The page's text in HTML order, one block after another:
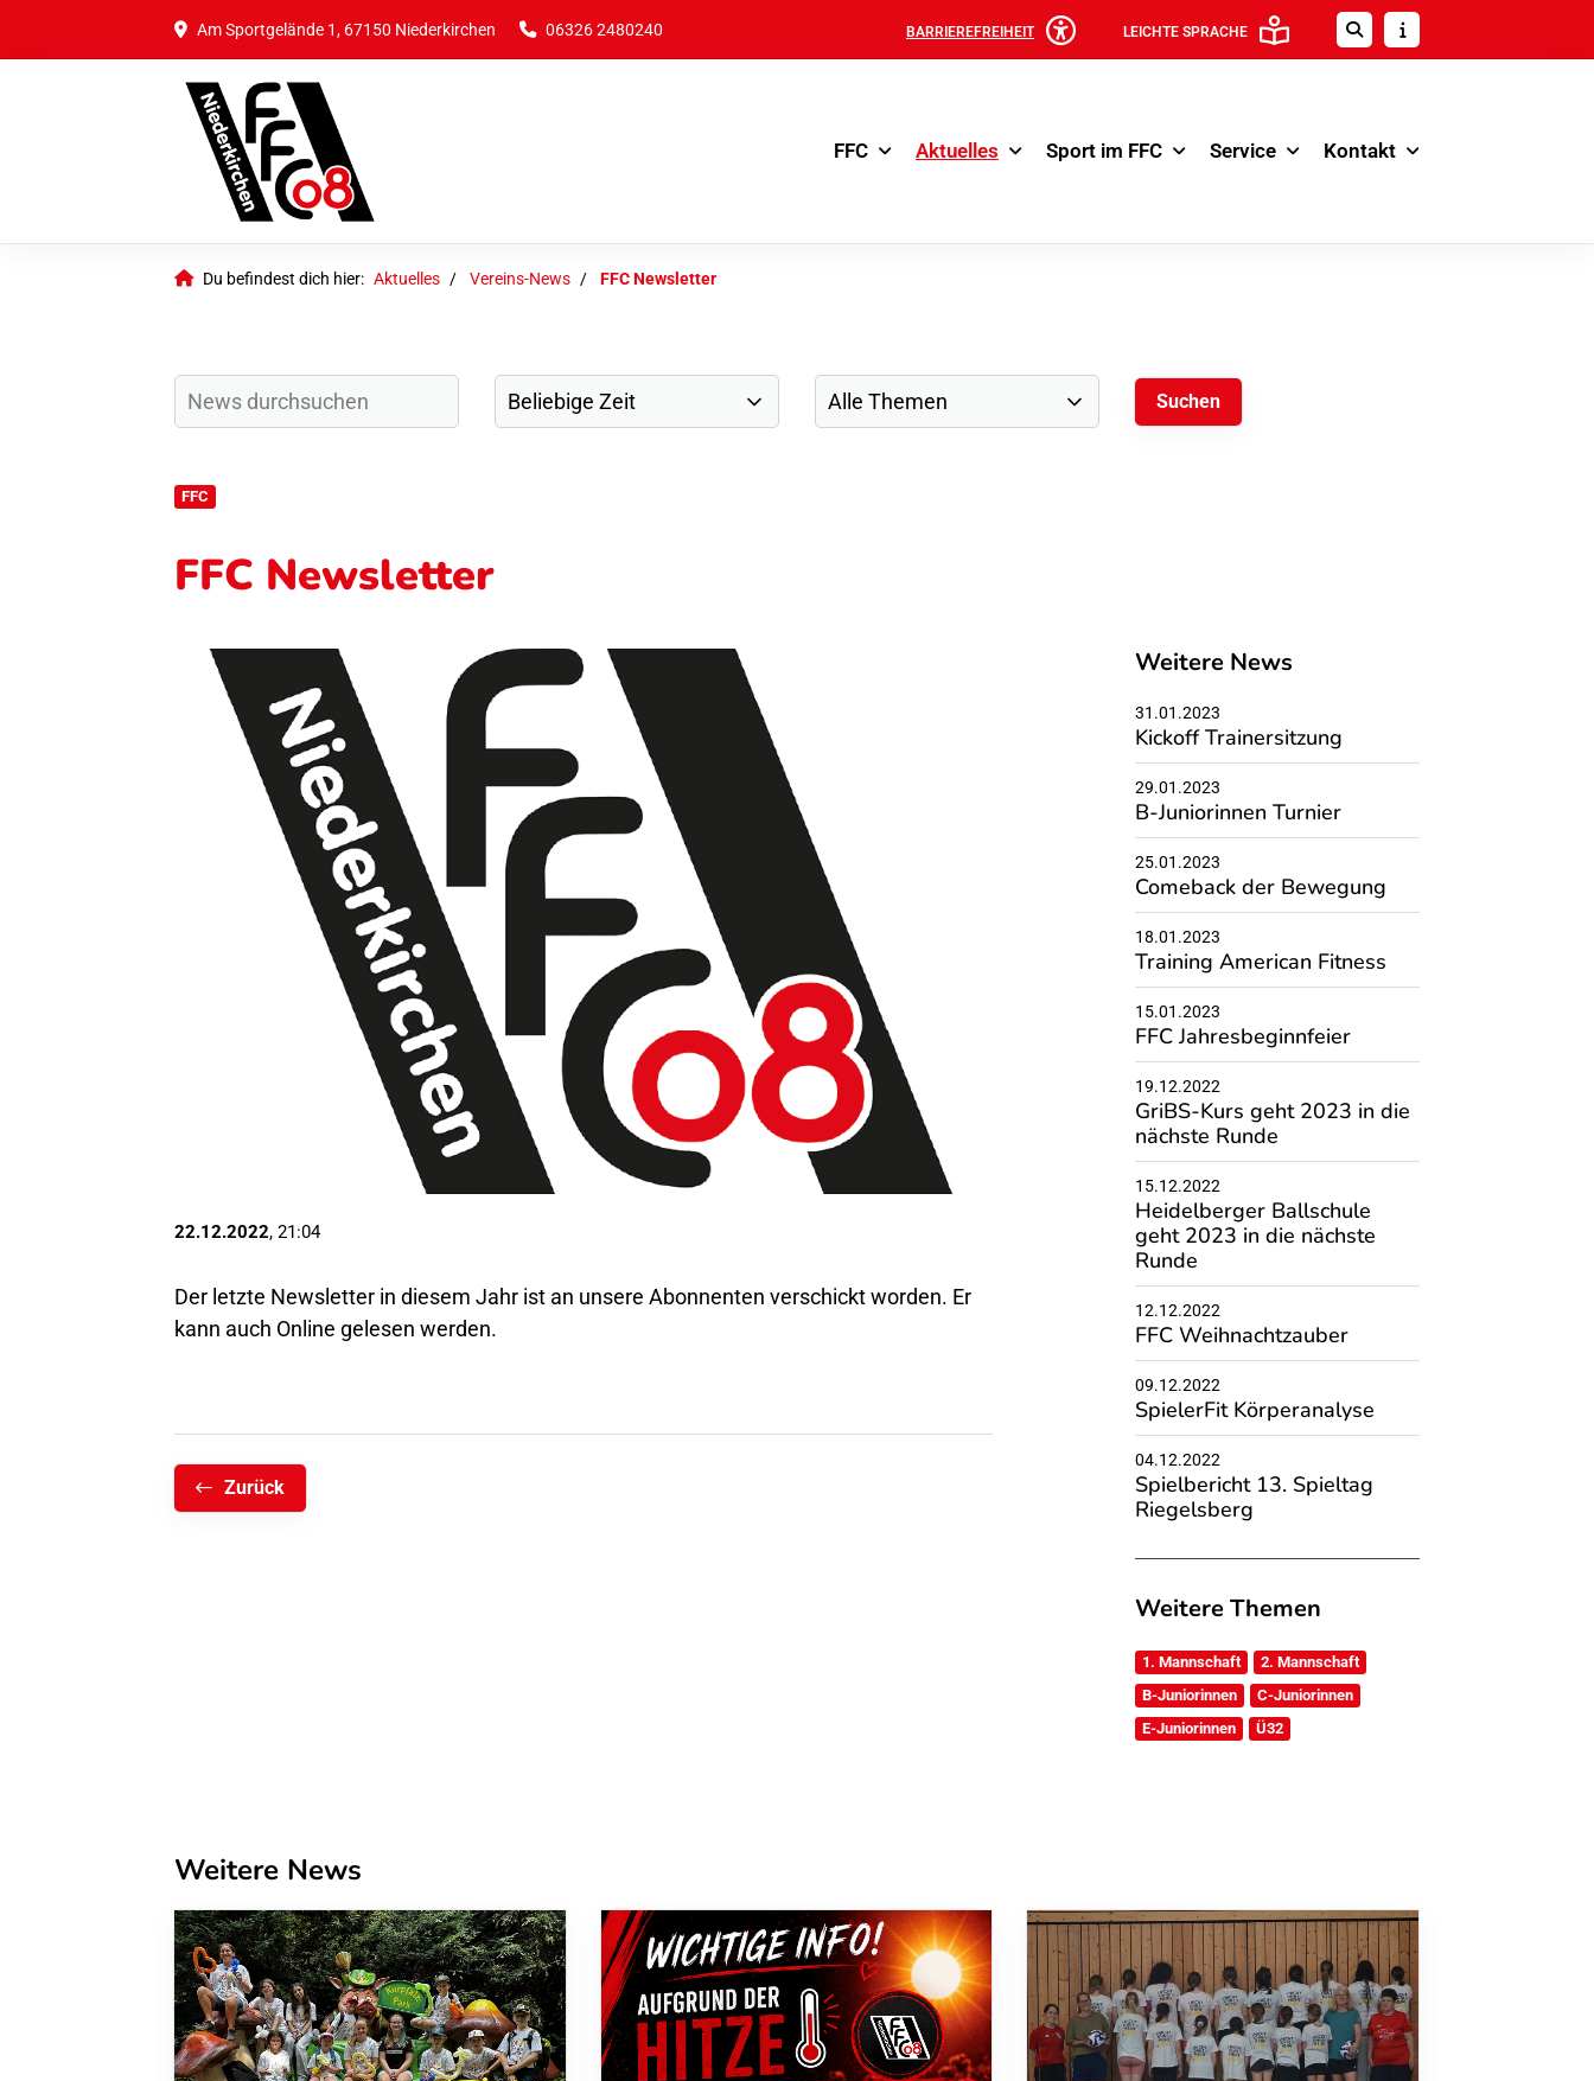
Am Sportgelände 1, 67150 Niederkirchen 06326 2480240 BARRIEREFREIHEIT LEICHTE SPRACHE
FFC Aktuelles Sport im FFC Service Kontakt
Du befindest dich hier: Aktuelles Vereins-News FFC Newsletter
FFC
FFC Newsletter
22.12.2022, 21:04
Der letzte Newsletter in diesem Jahr ist an unsere Abonnenten verschickt worden. Er
kann auch Online gelesen werden.
Zurück
Weitere News
31.01.2023
Kickoff Trainersitzung
29.01.2023
B-Juniorinnen Turnier
25.01.2023
Comeback der Bewegung
18.01.2023
Training American Fitness
15.01.2023
FFC Jahresbeginnfeier
19.12.2022
GriBS-Kurs geht 2023 in die
nächste Runde
15.12.2022
Heidelberger Ballschule
geht 2023 in die nächste
Runde
12.12.2022
FFC Weihnachtzauber
09.12.2022
SpielerFit Körperanalyse
04.12.2022
Spielbericht 13. Spieltag
Riegelsberg
Weitere Themen
1. Mannschaft
2. Mannschaft
B-Juniorinnen
C-Juniorinnen
E-Juniorinnen
Ü32
Weitere News